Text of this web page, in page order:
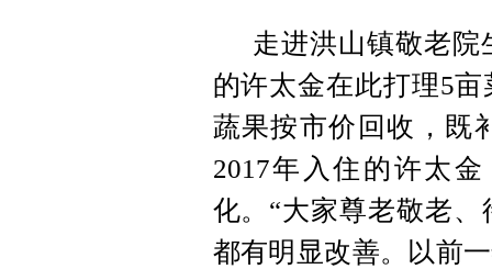
走进洪山镇敬老院
的许太金在此打理5
蔬果按市价回收，既
2017年入住的许太
化。“大家尊老敬老
都有明显改善。以前